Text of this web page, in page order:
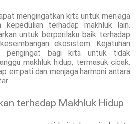
mengingatkan kita untuk menjaga
kepedulian terhadap makhluk lain.
untuk berperilaku baik terhadap
ekosistem. Kejatuhan
pengingat bagi kita untuk tidak
makhluk hidup, termasuk cicak.
empati dan menjaga harmoni antara
terhadap Makhluk Hidup